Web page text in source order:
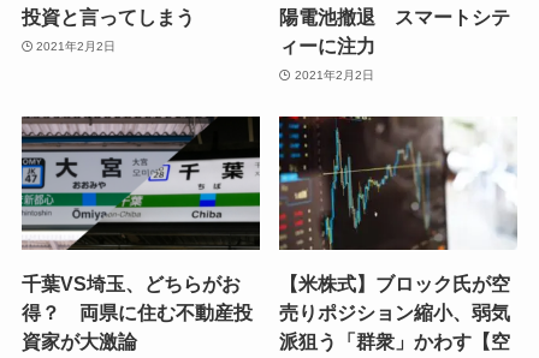
投資と言ってしまう
2021年2月2日
陽電池撤退 スマートシテ
ィーに注力
2021年2月2日
千葉VS埼玉、どちらがお
得？ 両県に住む不動産投
資家が大激論
【米株式】ブロック氏が空
売りポジション縮小、弱気
派狙う「群衆」かわす【空